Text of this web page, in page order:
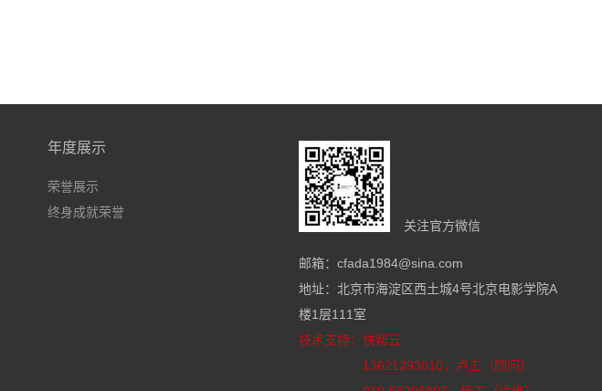
年度展示
荣誉展示
终身成就荣誉
关注官方微信
邮箱：cfada1984@sina.com
地址：北京市海淀区西土城4号北京电影学院A
楼1层111室
技术支持： 快帮云
13621293010，卢工（顾问）